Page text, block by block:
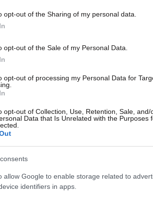
opt-out of the Sharing of my personal data.
opt-out of the Sale of my Personal Data.
opt-out of processing my Personal Data for
opt-out of Collection, Use, Retention, Sale, and/
Data that Is Unrelated with the Purposes
allow Google to enable storage related to
identifiers in apps.
αιωρούμενων σωματιδίων ΡΜ 10
Επταπυργίου, 43 στην Τούμπα, 59
Εγνατία και 52 στη Μαρτίου.